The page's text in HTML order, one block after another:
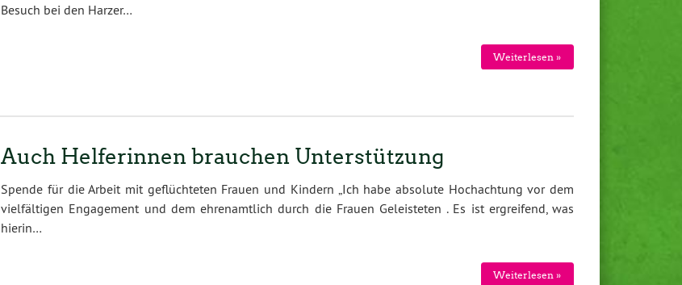
Besuch bei den Harzer…
Weiterlesen »
Auch Helferinnen brauchen Unterstützung
Spende für die Arbeit mit geflüchteten Frauen und Kindern „Ich habe absolute Hochachtung vor dem
vielfältigen Engagement und dem ehrenamtlich durch die Frauen Geleisteten . Es ist ergreifend, was
hierin…
Weiterlesen »